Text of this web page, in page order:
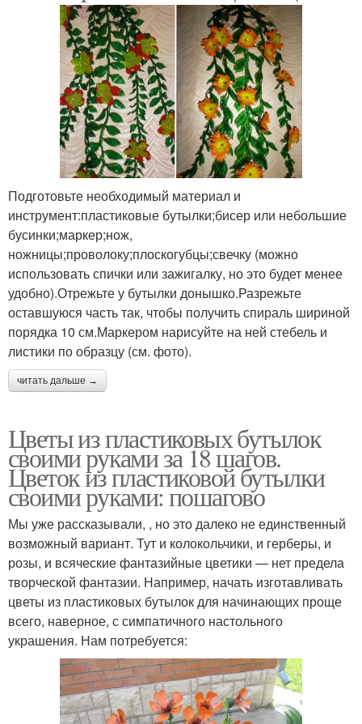
Подготовьте необходимый материал и
инструмент:пластиковые бутылки;бисер или небольшие
бусинки;маркер;нож,
ножницы;проволоку;плоскогубцы;свечку (можно
использовать спички или зажигалку, но это будет менее
удобно).Отрежьте у бутылки донышко.Разрежьте
оставшуюся часть так, чтобы получить спираль шириной
порядка 10 см.Маркером нарисуйте на ней стебель и
листики по образцу (см. фото).
читать дальше →
Цветы из пластиковых бутылок
своими руками за 18 шагов.
Цветок из пластиковой бутылки
своими руками: пошагово
Мы уже рассказывали, , но это далеко не единственный
возможный вариант. Тут и колокольчики, и герберы, и
розы, и всяческие фантазийные цветики — нет предела
творческой фантазии. Например, начать изготавливать
цветы из пластиковых бутылок для начинающих проще
всего, наверное, с симпатичного настольного
украшения. Нам потребуется: